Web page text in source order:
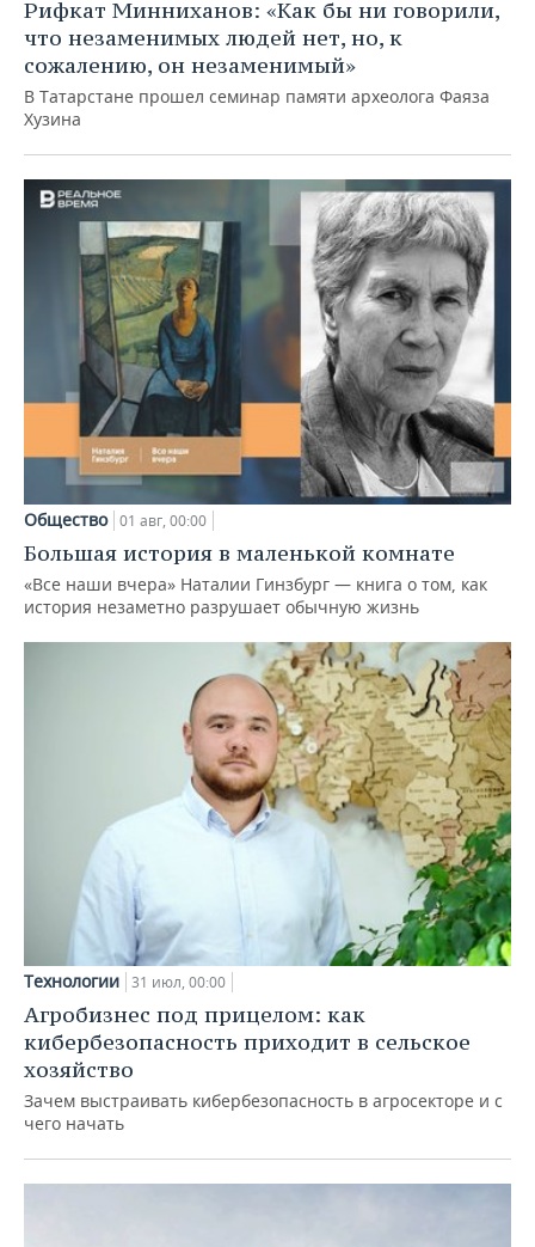
Рифкат Минниханов: «Как бы ни говорили,
что незаменимых людей нет, но, к
сожалению, он незаменимый»
В Татарстане прошел семинар памяти археолога Фаяза
Хузина
Общество 01 авг, 00:00
Большая история в маленькой комнате
«Все наши вчера» Наталии Гинзбург — книга о том, как
история незаметно разрушает обычную жизнь
Технологии 31 июл, 00:00
Агробизнес под прицелом: как
кибербезопасность приходит в сельское
хозяйство
Зачем выстраивать кибербезопасность в агросекторе и с
чего начать